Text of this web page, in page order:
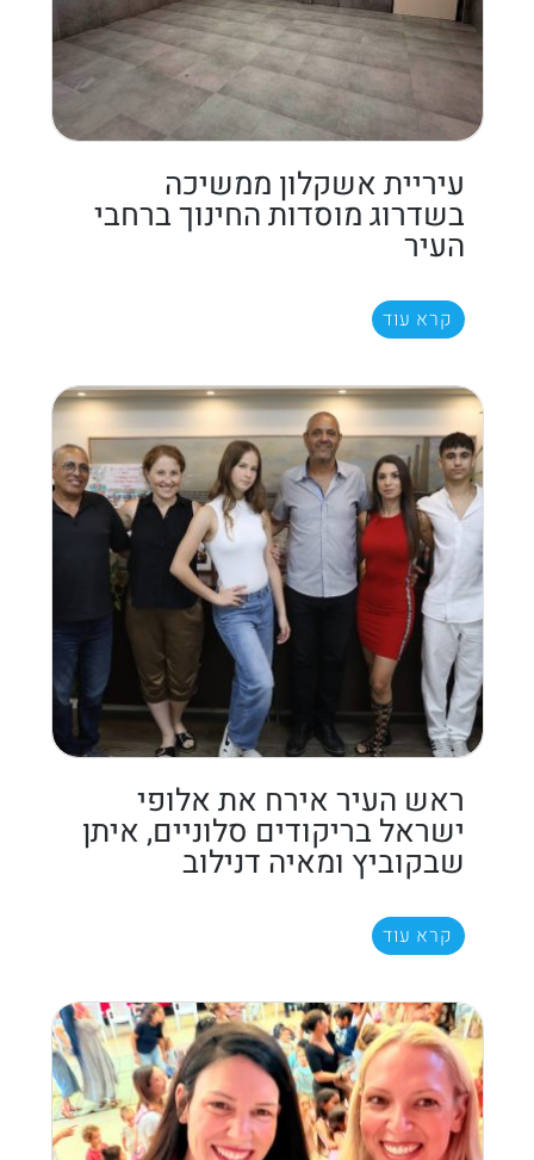
עיריית אשקלון ממשיכה
בשדרוג מוסדות החינוך ברחבי
העיר
קרא עוד
ראש העיר אירח את אלופי
ישראל בריקודים סלוניים, איתן
שבקוביץ ומאיה דנילוב
קרא עוד